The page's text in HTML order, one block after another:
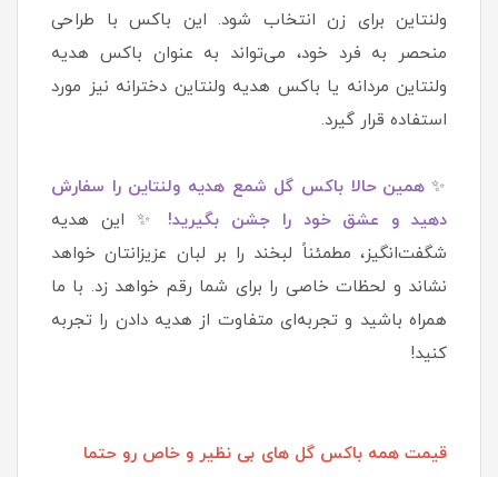
ولنتاین برای زن انتخاب شود. این باکس با طراحی
منحصر به فرد خود، می‌تواند به عنوان باکس هدیه
ولنتاین مردانه یا باکس هدیه ولنتاین دخترانه نیز مورد
استفاده قرار گیرد.
✨همین حالا باکس گل شمع هدیه ولنتاین را سفارش
دهید و عشق خود را جشن بگیرید!
✨ این هدیه
شگفت‌انگیز، مطمئناً لبخند را بر لبان عزیزانتان خواهد
نشاند و لحظات خاصی را برای شما رقم خواهد زد. با ما
همراه باشید و تجربه‌ای متفاوت از هدیه دادن را تجربه
کنید!
قیمت همه باکس گل های بی نظیر و خاص رو حتما